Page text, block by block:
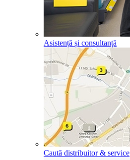
Asistență și consultanță
Caută distribuitor & service